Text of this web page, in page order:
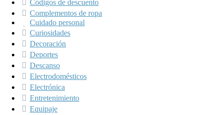
Códigos de descuento
Complementos de ropa
Cuidado personal
Curiosidades
Decoración
Deportes
Descanso
Electrodomésticos
Electrónica
Entretenimiento
Equipaje